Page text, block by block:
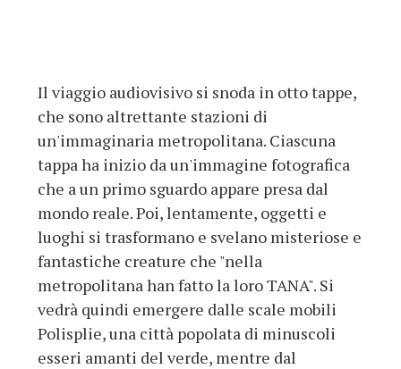
Il viaggio audiovisivo si snoda in otto tappe,
che sono altrettante stazioni di
un'immaginaria metropolitana. Ciascuna
tappa ha inizio da un'immagine fotografica
che a un primo sguardo appare presa dal
mondo reale. Poi, lentamente, oggetti e
luoghi si trasformano e svelano misteriose e
fantastiche creature che "nella
metropolitana han fatto la loro TANA". Si
vedrà quindi emergere dalle scale mobili
Polisplie, una città popolata di minuscoli
esseri amanti del verde, mentre dal